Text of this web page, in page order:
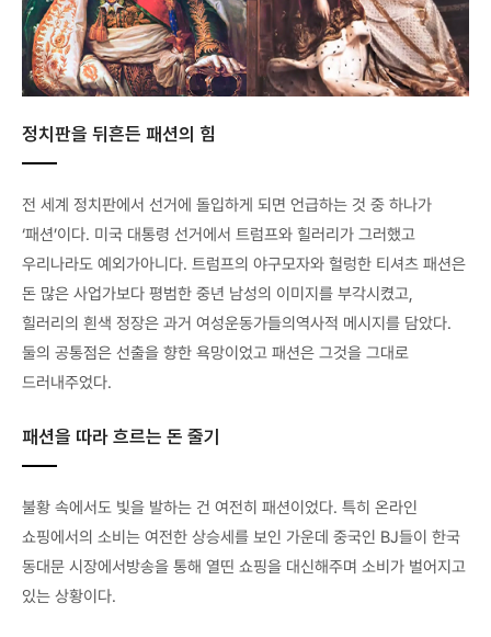
정치판을 뒤흔든 패션의 힘
전 세계 정치판에서 선거에 돌입하게 되면 언급하는 것 중 하나가
‘패션’이다. 미국 대통령 선거에서 트럼프와 힐러리가 그러했고
우리나라도 예외가아니다. 트럼프의 야구모자와 헐렁한 티셔츠 패션은
돈 많은 사업가보다 평범한 중년 남성의 이미지를 부각시켰고,
힐러리의 흰색 정장은 과거 여성운동가들의역사적 메시지를 담았다.
둘의 공통점은 선출을 향한 욕망이었고 패션은 그것을 그대로
드러내주었다.
패션을 따라 흐르는 돈 줄기
불황 속에서도 빛을 발하는 건 여전히 패션이었다. 특히 온라인
쇼핑에서의 소비는 여전한 상승세를 보인 가운데 중국인 BJ들이 한국
동대문 시장에서방송을 통해 열띤 쇼핑을 대신해주며 소비가 벌어지고
있는 상황이다.